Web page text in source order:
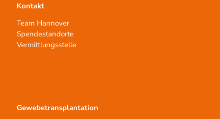
Kontakt
Team Hannover
Spendestandorte
Vermittlungsstelle
Gewebetransplantation